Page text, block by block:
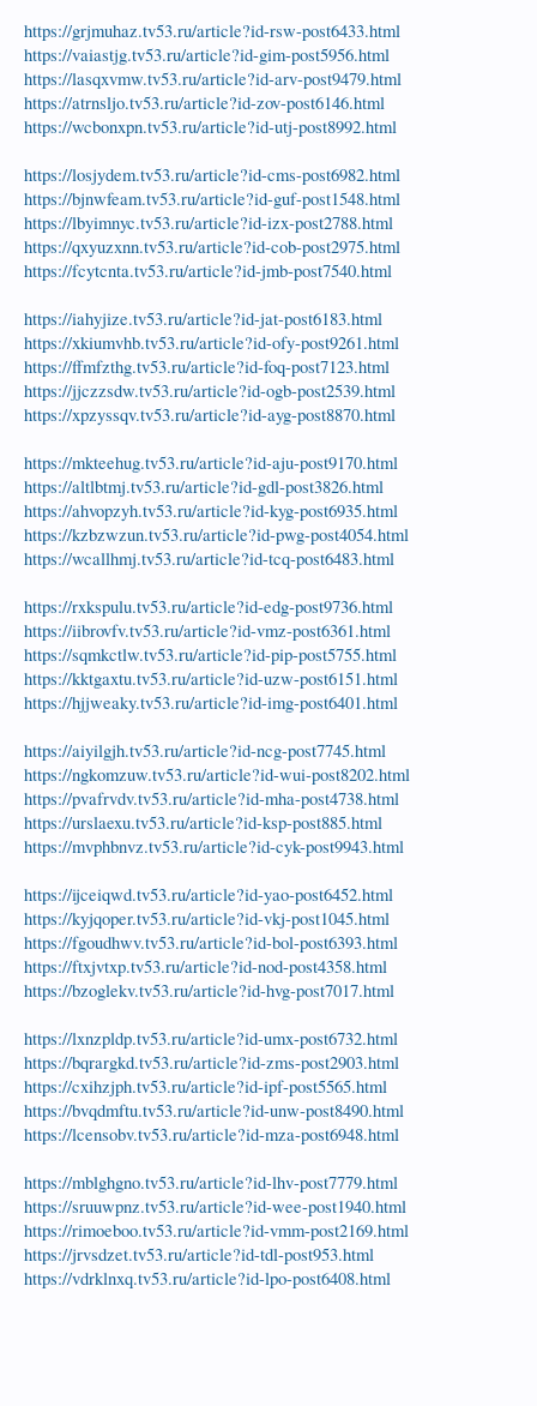
https://grjmuhaz.tv53.ru/article?id-rsw-post6433.html
https://vaiastjg.tv53.ru/article?id-gim-post5956.html
https://lasqxvmw.tv53.ru/article?id-arv-post9479.html
https://atrnsljo.tv53.ru/article?id-zov-post6146.html
https://wcbonxpn.tv53.ru/article?id-utj-post8992.html
https://losjydem.tv53.ru/article?id-cms-post6982.html
https://bjnwfeam.tv53.ru/article?id-guf-post1548.html
https://lbyimnyc.tv53.ru/article?id-izx-post2788.html
https://qxyuzxnn.tv53.ru/article?id-cob-post2975.html
https://fcytcnta.tv53.ru/article?id-jmb-post7540.html
https://iahyjize.tv53.ru/article?id-jat-post6183.html
https://xkiumvhb.tv53.ru/article?id-ofy-post9261.html
https://ffmfzthg.tv53.ru/article?id-foq-post7123.html
https://jjczzsdw.tv53.ru/article?id-ogb-post2539.html
https://xpzyssqv.tv53.ru/article?id-ayg-post8870.html
https://mkteehug.tv53.ru/article?id-aju-post9170.html
https://altlbtmj.tv53.ru/article?id-gdl-post3826.html
https://ahvopzyh.tv53.ru/article?id-kyg-post6935.html
https://kzbzwzun.tv53.ru/article?id-pwg-post4054.html
https://wcallhmj.tv53.ru/article?id-tcq-post6483.html
https://rxkspulu.tv53.ru/article?id-edg-post9736.html
https://iibrovfv.tv53.ru/article?id-vmz-post6361.html
https://sqmkctlw.tv53.ru/article?id-pip-post5755.html
https://kktgaxtu.tv53.ru/article?id-uzw-post6151.html
https://hjjweaky.tv53.ru/article?id-img-post6401.html
https://aiyilgjh.tv53.ru/article?id-ncg-post7745.html
https://ngkomzuw.tv53.ru/article?id-wui-post8202.html
https://pvafrvdv.tv53.ru/article?id-mha-post4738.html
https://urslaexu.tv53.ru/article?id-ksp-post885.html
https://mvphbnvz.tv53.ru/article?id-cyk-post9943.html
https://ijceiqwd.tv53.ru/article?id-yao-post6452.html
https://kyjqoper.tv53.ru/article?id-vkj-post1045.html
https://fgoudhwv.tv53.ru/article?id-bol-post6393.html
https://ftxjvtxp.tv53.ru/article?id-nod-post4358.html
https://bzoglekv.tv53.ru/article?id-hvg-post7017.html
https://lxnzpldp.tv53.ru/article?id-umx-post6732.html
https://bqrargkd.tv53.ru/article?id-zms-post2903.html
https://cxihzjph.tv53.ru/article?id-ipf-post5565.html
https://bvqdmftu.tv53.ru/article?id-unw-post8490.html
https://lcensobv.tv53.ru/article?id-mza-post6948.html
https://mblghgno.tv53.ru/article?id-lhv-post7779.html
https://sruuwpnz.tv53.ru/article?id-wee-post1940.html
https://rimoeboo.tv53.ru/article?id-vmm-post2169.html
https://jrvsdzet.tv53.ru/article?id-tdl-post953.html
https://vdrklnxq.tv53.ru/article?id-lpo-post6408.html